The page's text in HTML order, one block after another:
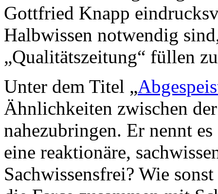
Gottfried Knapp
Halbwissen notwendig
„Qualitätszeitung“ füllen
Unter dem Titel „
Ähnlichkeiten zwischen
nahezubringen. Er nennt
eine reaktionäre,
Sachwissensfrei? Wie